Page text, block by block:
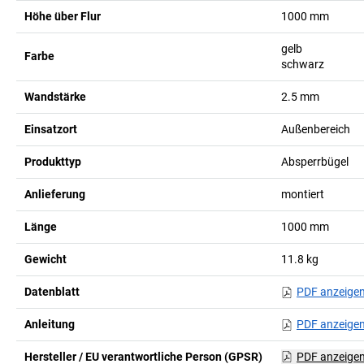
Höhe über Flur 1000 mm
Farbe
gelb
schwarz
Wandstärke 2.5 mm
Einsatzort Außenbereich
Produkttyp Absperrbügel
Anlieferung montiert
Länge 1000 mm
Gewicht 11.8 kg
Datenblatt PDF anzeigen
Anleitung PDF anzeigen
Hersteller / EU verantwortliche Person (GPSR) PDF anzeigen